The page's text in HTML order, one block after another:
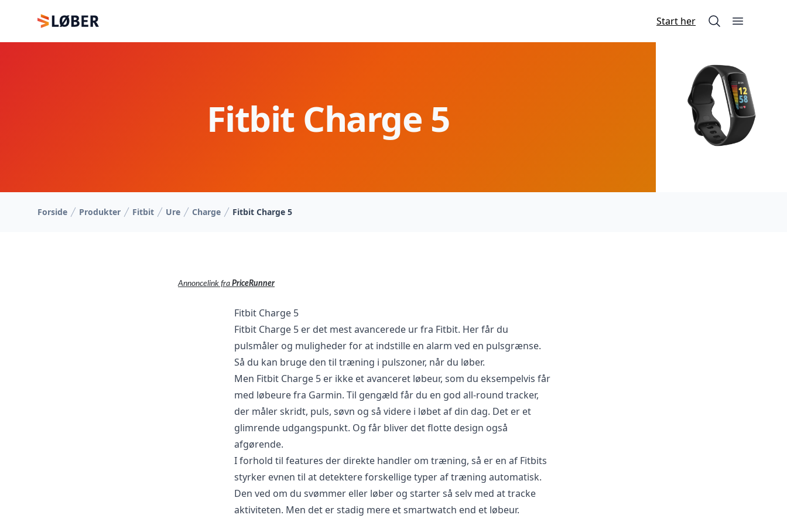
Start her Søg på siden
Åbn menu
Fitbit Charge 5
Forside Produkter Fitbit Ure Charge Fitbit Charge 5
Annoncelink fra PriceRunner
Fitbit Charge 5
Fitbit Charge 5 er det mest avancerede ur fra Fitbit. Her får du
pulsmåler og muligheder for at indstille en alarm ved en pulsgrænse.
Så du kan bruge den til træning i pulszoner, når du løber.
Men Fitbit Charge 5 er ikke et avanceret løbeur, som du eksempelvis får
med løbeure fra Garmin. Til gengæld får du en god all-round tracker,
der måler skridt, puls, søvn og så videre i løbet af din dag. Det er et
glimrende udgangspunkt. Og får bliver det flotte design også
afgørende.
I forhold til features der direkte handler om træning, så er en af Fitbits
styrker evnen til at detektere forskellige typer af træning automatisk.
Den ved om du svømmer eller løber og starter så selv med at tracke
aktiviteten. Men det er stadig mere et smartwatch end et løbeur.